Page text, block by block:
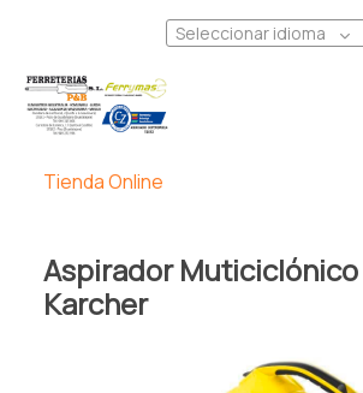
Seleccionar idioma
Tienda Online
Aspirador Muticiclónico
Karcher